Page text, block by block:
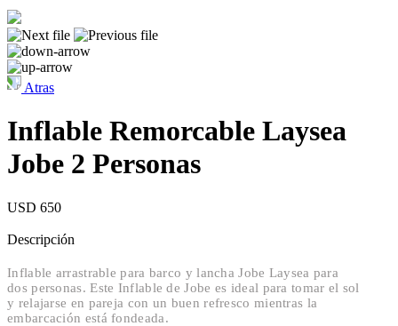
Atras
Inflable Remorcable Laysea
Jobe 2 Personas
USD 650
Descripción
Inflable arrastrable para barco y lancha Jobe Laysea para
dos personas. Este Inflable de Jobe es ideal para tomar el sol
y relajarse en pareja con un buen refresco mientras la
embarcación está fondeada.